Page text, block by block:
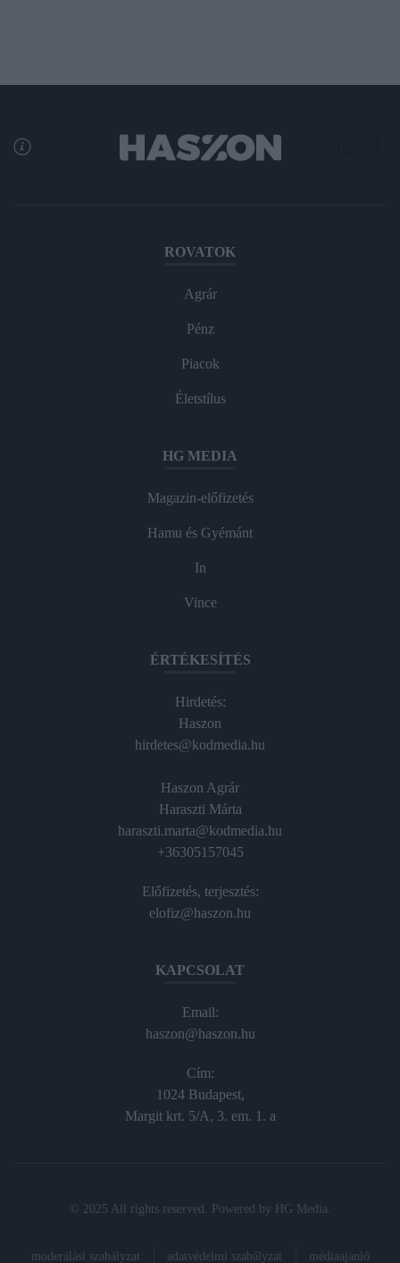
ROVATOK
Agrár
Pénz
Piacok
Életstílus
HG MEDIA
Magazin-előfizetés
Hamu és Gyémánt
In
Vince
ÉRTÉKESÍTÉS
Hirdetés:
Haszon
hirdetes@kodmedia.hu
Haszon Agrár
Haraszti Márta
haraszti.marta@kodmedia.hu
+36305157045
Előfizetés, terjesztés:
elofiz@haszon.hu
KAPCSOLAT
Email:
haszon@haszon.hu
Cím:
1024 Budapest,
Margit krt. 5/A, 3. em. 1. a
© 2025 All rights reserved. Powered by HG Media
moderálási szabályzat adatvédelmi szabályzat médiaajánló